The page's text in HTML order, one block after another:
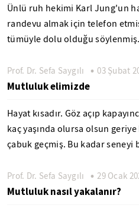
Ünlü ruh hekimi Karl Jung'un
randevu almak için telefon
tümüyle dolu olduğu
Prof. Dr. Sefa Saygılı 03 Şubat
Mutluluk elimizde
Hayat kısadır. Göz açıp
kaç yaşında olursa olsun geriye
çabuk geçmiş. Bu kadar seneyi
Prof. Dr. Sefa Saygılı 29 Ocak
Mutluluk nasıl yakalanır?